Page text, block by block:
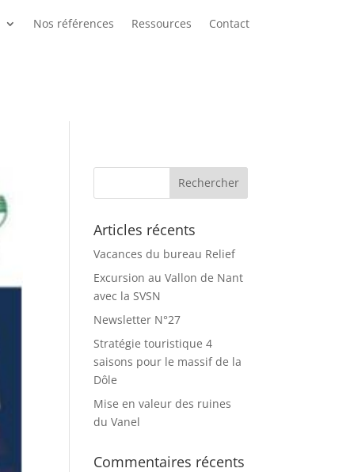
Nos références Ressources Contact
Articles récents
Vacances du bureau Relief
Excursion au Vallon de Nant
avec la SVSN
Newsletter N°27
Stratégie touristique 4
saisons pour le massif de la
Dôle
Mise en valeur des ruines
du Vanel
Commentaires récents